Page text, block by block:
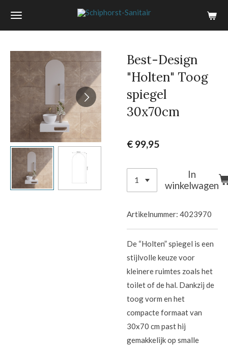
Ga
de
hoofdinhoud
Best-Design
"Holten" Toog
spiegel
30x70cm
€ 99,95
In
winkelwagen
Artikelnummer: 4023970
De “Holten” spiegel is een
stijlvolle keuze voor
kleinere ruimtes zoals het
toilet of de hal. Dankzij de
toog vorm en het
compacte formaat van
30x70 cm past hij
gemakkelijk op smalle